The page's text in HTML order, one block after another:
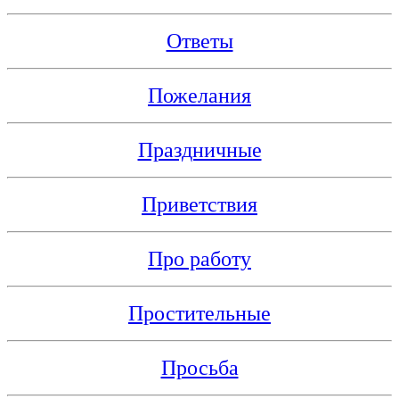
Ответы
Пожелания
Праздничные
Приветствия
Про работу
Простительные
Просьба